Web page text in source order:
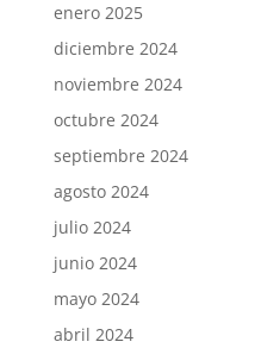
enero 2025
diciembre 2024
noviembre 2024
octubre 2024
septiembre 2024
agosto 2024
julio 2024
junio 2024
mayo 2024
abril 2024